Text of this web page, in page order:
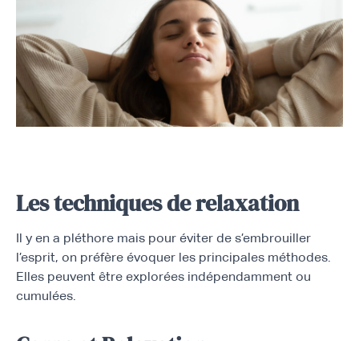
Les techniques de relaxation
Il y en a pléthore mais pour éviter de s’embrouiller
l’esprit, on préfère évoquer les principales méthodes.
Elles peuvent être explorées indépendamment ou
cumulées.